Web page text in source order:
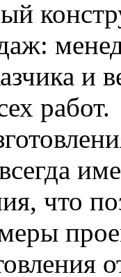
и
работ.
что